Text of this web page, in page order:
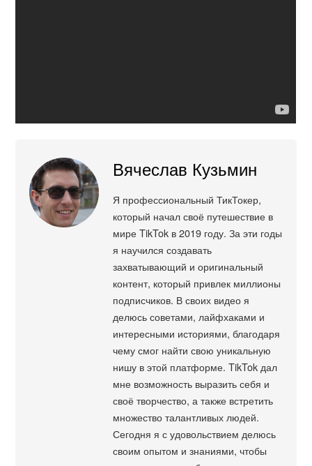
Вячеслав Кузьмин
Я профессиональный ТикТокер,
который начал своё путешествие в
мире TikTok в 2019 году. За эти годы
я научился создавать
захватывающий и оригинальный
контент, который привлек миллионы
подписчиков. В своих видео я
делюсь советами, лайфхаками и
интересными историями, благодаря
чему смог найти свою уникальную
нишу в этой платформе. TikTok дал
мне возможность выразить себя и
своё творчество, а также встретить
множество талантливых людей.
Сегодня я с удовольствием делюсь
своим опытом и знаниями, чтобы